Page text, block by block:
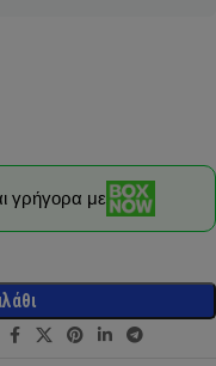
γρήγορα με